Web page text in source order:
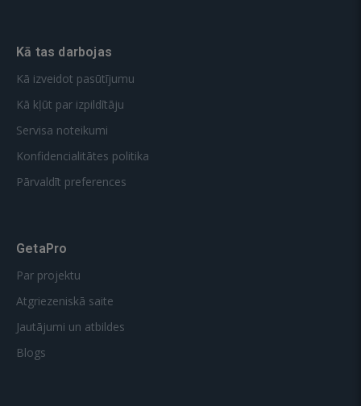
Kā tas darbojas
Kā izveidot pasūtījumu
Kā kļūt par izpildītāju
Servisa noteikumi
Konfidencialitātes politika
Pārvaldīt preferences
GetaPro
Par projektu
Atgriezeniskā saite
Jautājumi un atbildes
Blogs